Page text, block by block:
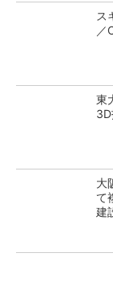
ス
／
東
大
て
建